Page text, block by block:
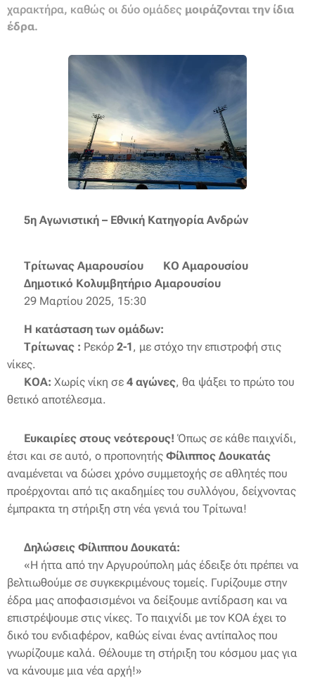
χαρακτήρα, καθώς οι δύο ομάδες μοιράζονται την ίδια
έδρα.
5η Αγωνιστική – Εθνική Κατηγορία Ανδρών
Τρίτωνας Αμαρουσίου
🆚 ΚΟ Αμαρουσίου
Δημοτικό Κολυμβητήριο Αμαρουσίου
🕒 29 Μαρτίου 2025, 15:30
Η κατάσταση των ομάδων:
Τρίτωνας : Ρεκόρ 2-1, με στόχο την επιστροφή στις
νίκες.
ΚΟΑ: Χωρίς νίκη σε 4 αγώνες, θα ψάξει το πρώτο του
θετικό αποτέλεσμα.
Ευκαιρίες στους νεότερους! Όπως σε κάθε παιχνίδι,
έτσι και σε αυτό, ο προπονητής Φίλιππος Δουκατάς
αναμένεται να δώσει χρόνο συμμετοχής σε αθλητές που
προέρχονται από τις ακαδημίες του συλλόγου, δείχνοντας
έμπρακτα τη στήριξη στη νέα γενιά του Τρίτωνα!
Δηλώσεις Φίλιππου Δουκατά:
«Η ήττα από την Αργυρούπολη μάς έδειξε ότι πρέπει να
βελτιωθούμε σε συγκεκριμένους τομείς. Γυρίζουμε στην
έδρα μας αποφασισμένοι να δείξουμε αντίδραση και να
επιστρέψουμε στις νίκες. Το παιχνίδι με τον ΚΟΑ έχει το
δικό του ενδιαφέρον, καθώς είναι ένας αντίπαλος που
γνωρίζουμε καλά. Θέλουμε τη στήριξη του κόσμου μας για
να κάνουμε μια νέα αρχή!»